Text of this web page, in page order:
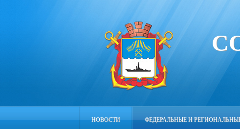
НОВОСТИ ФЕДЕРАЛЬНЫЕ И